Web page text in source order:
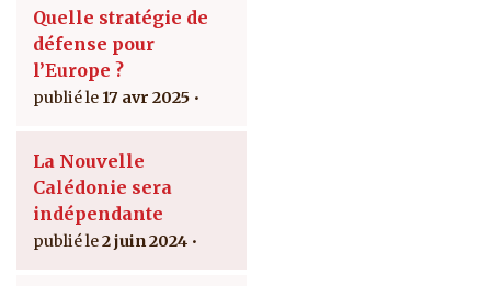
Quelle stratégie de
défense pour
l’Europe ?
17 avr 2025
La Nouvelle
Calédonie sera
indépendante
2 juin 2024